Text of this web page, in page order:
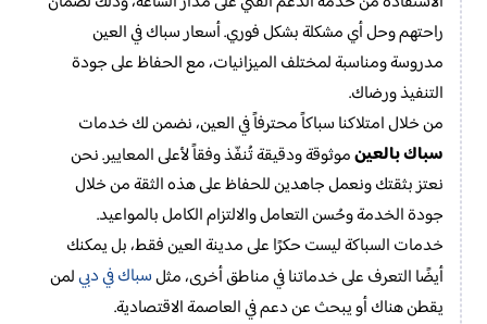
راحتهم وحل أي مشكلة بشكل فوري. أسعار سباك في العين
مدروسة ومناسبة لمختلف الميزانيات، مع الحفاظ على جودة
التنفيذ ورضاك.
من خلال امتلاكنا سباكاً محترفاً في العين، نضمن لك خدمات
سباك بالعينموثوقة ودقيقة تُنفّذ وفقاً لأعلى المعايير. نحن
نعتز بثقتك ونعمل جاهدين للحفاظ على هذه الثقة من خلال
جودة الخدمة وحُسن التعامل والالتزام الكامل بالمواعيد.
خدمات السباكة ليست حكرًا على مدينة العين فقط، بل يمكنك
أيضًا التعرف على خدماتنا في مناطق أخرى، مثلسباك في دبيلمن
يقطن هناك أو يبحث عن دعم في العاصمة الاقتصادية.